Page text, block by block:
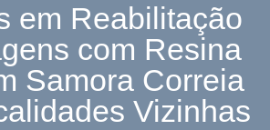
em Reabilitação
com Resina
Samora Correia
Vizinhas